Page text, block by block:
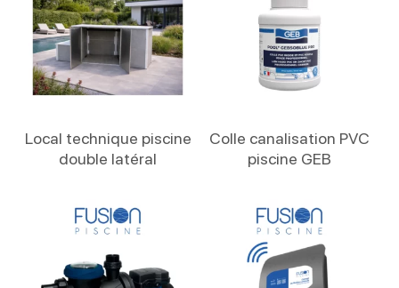
Local technique piscine
double latéral
Colle canalisation PVC
piscine GEB